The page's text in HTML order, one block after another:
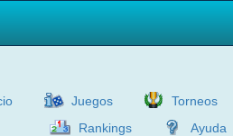
Juegos
Torneos
Rankings
Ayuda